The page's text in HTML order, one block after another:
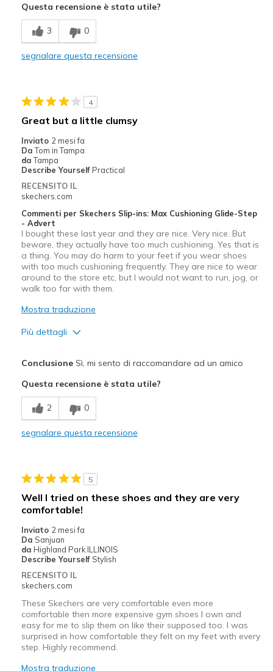
Breathe Well
Comfortable
Casual Wear
Width
Sizing
Feels true to size
View On Shoes
Questa recensione è stata utile?
3 0
segnalare questa recensione
4
Great but a little clumsy
Inviato 2 mesi fa
Da Tom in Tampa
da Tampa
Describe Yourself Practical
RECENSITO IL
skechers.com
Commenti per Skechers Slip-ins: Max Cushioning Glide-Step
- Advert
I bought these last year and they are nice. Very nice. But
beware, they actually have too much cushioning. Yes that is
a thing. You may do harm to your feet if you wear shoes
with too much cushioning frequently. They are nice to wear
around to the store etc, but I would not want to run, jog, or
walk too far with them.
Mostra traduzione
Più dettagli
Breathe Well
Comfortable
Casual Wear
Width
Sizing
Feels true to size
I'm Really Into Shoes
ConclusioneSì, mi sento di raccomandare ad un amico
Questa recensione è stata utile?
2 0
segnalare questa recensione
5
Well I tried on these shoes and they are very
comfortable!
Inviato 2 mesi fa
Da Sanjuan
da Highland Park ILLINOIS
Describe Yourself Stylish
RECENSITO IL
skechers.com
These Skechers are very comfortable even more
comfortable then more expensive gym shoes I own and
easy for me to slip them on like their supposed too. I was
surprised in how comfortable they felt on my feet with every
step. Highly recommend.
Mostra traduzione